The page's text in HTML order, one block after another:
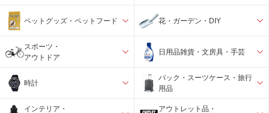
ペットグッズ・ペットフード 花・ガーデン・DIY
スポーツ・
アウトドア
日用品雑貨・文房具・手芸
時計
バック・スーツケース・旅行
用品
インテリア・
アウトレット品・